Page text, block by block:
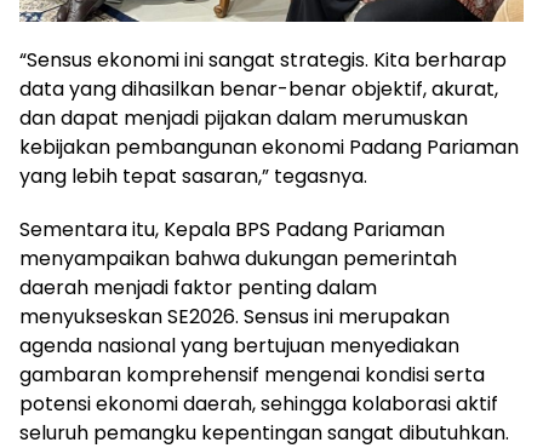
“Sensus ekonomi ini sangat strategis. Kita berharap
data yang dihasilkan benar-benar objektif, akurat,
dan dapat menjadi pijakan dalam merumuskan
kebijakan pembangunan ekonomi Padang Pariaman
yang lebih tepat sasaran,” tegasnya.
Sementara itu, Kepala BPS Padang Pariaman
menyampaikan bahwa dukungan pemerintah
daerah menjadi faktor penting dalam
menyukseskan SE2026. Sensus ini merupakan
agenda nasional yang bertujuan menyediakan
gambaran komprehensif mengenai kondisi serta
potensi ekonomi daerah, sehingga kolaborasi aktif
seluruh pemangku kepentingan sangat dibutuhkan.